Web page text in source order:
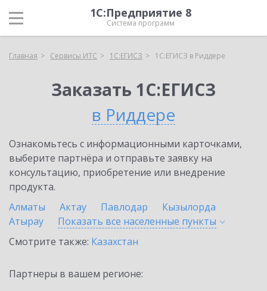
1С:Предприятие 8
Система программ
Главная Сервисы ИТС 1С:ЕГИСЗ 1С:ЕГИСЗ в Риддере
Заказать 1С:ЕГИСЗ
в Риддере
Ознакомьтесь с информационными карточками,
выберите партнёра и отправьте заявку на
консультацию, приобретение или внедрение
продукта.
Алматы
Актау Павлодар
Кызылорда
Атырау
Показать все населенные пункты
Смотрите также: Казахстан
Партнеры в вашем регионе: